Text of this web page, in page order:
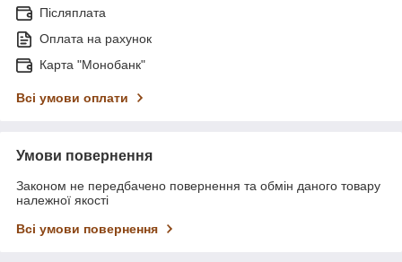
Післяплата
Оплата на рахунок
Карта "Монобанк"
Всі умови оплати
Умови повернення
Законом не передбачено повернення та обмін даного товару
належної якості
Всі умови повернення